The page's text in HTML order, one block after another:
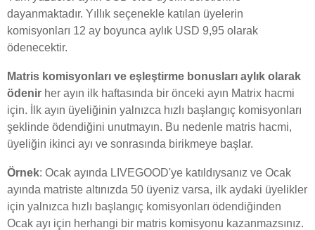
dayanmaktadır. Yıllık seçenekle katılan üyelerin
komisyonları 12 ay boyunca aylık USD 9,95 olarak
ödenecektir.
Matris komisyonları ve eşleştirme bonusları aylık olarak
ödenir her ayın ilk haftasında bir önceki ayın Matrix hacmi
için. İlk ayın üyeliğinin yalnızca hızlı başlangıç komisyonları
şeklinde ödendiğini unutmayın. Bu nedenle matris hacmi,
üyeliğin ikinci ayı ve sonrasında birikmeye başlar.
Örnek: Ocak ayında LIVEGOOD'ye katıldıysanız ve Ocak
ayında matriste altınızda 50 üyeniz varsa, ilk aydaki üyelikler
için yalnızca hızlı başlangıç komisyonları ödendiğinden
Ocak ayı için herhangi bir matris komisyonu kazanmazsınız.